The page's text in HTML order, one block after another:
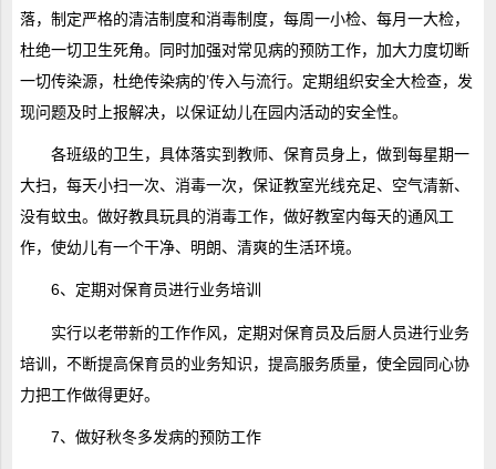
落，制定严格的清洁制度和消毒制度，每周一小检、每月一大检，
杜绝一切卫生死角。同时加强对常见病的预防工作，加大力度切断
一切传染源，杜绝传染病的’传入与流行。定期组织安全大检查，发
现问题及时上报解决，以保证幼儿在园内活动的安全性。
各班级的卫生，具体落实到教师、保育员身上，做到每星期一
大扫，每天小扫一次、消毒一次，保证教室光线充足、空气清新、
没有蚊虫。做好教具玩具的消毒工作，做好教室内每天的通风工
作，使幼儿有一个干净、明朗、清爽的生活环境。
6、定期对保育员进行业务培训
实行以老带新的工作作风，定期对保育员及后厨人员进行业务
培训，不断提高保育员的业务知识，提高服务质量，使全园同心协
力把工作做得更好。
7、做好秋冬多发病的预防工作